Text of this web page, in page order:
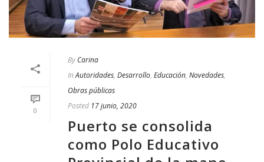
0
By Carina
In Autoridades, Desarrollo, Educación, Novedades,
Obras públicas
Posted 17 junio, 2020
Puerto se consolida
como Polo Educativo